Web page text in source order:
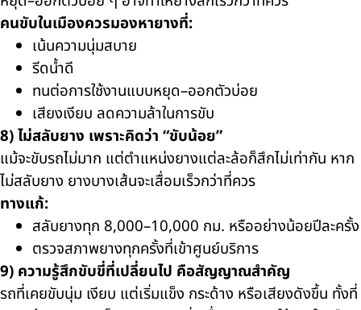
คนขับในเมืองควรมองหายางที่:
เน้นความนุ่มสบาย
รีดน้ำดี
ทนต่อการใช้งานแบบหยุด–ออกตัวบ่อย
เสียงเงียบ ลดความล้าในการขับ
8) ไม่สลับยาง เพราะคิดว่า “ขับน้อย”
แม้จะขับรถไม่มาก แต่ตำแหน่งยางแต่ละล้อก็สึกไม่เท่ากัน หาก
ไม่สลับยาง ยางบางเส้นจะเสื่อมเร็วกว่าที่ควร
ทางแก้:
สลับยางทุก 8,000–10,000 กม. หรืออย่างน้อยปีละครั้ง
ตรวจสภาพยางทุกครั้งที่เข้าศูนย์บริการ
9) ความรู้สึกขับขี่ที่เปลี่ยนไป คือสัญญาณสำคัญ
รถที่เคยขับนุ่ม เงียบ แต่เริ่มแข็ง กระด้าง หรือเสียงดังขึ้น ทั้งที่